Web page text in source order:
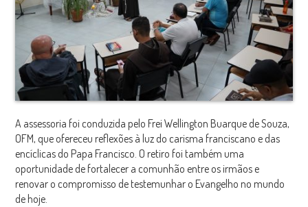
A assessoria foi conduzida pelo Frei Wellington Buarque de Souza,
OFM, que ofereceu reflexões à luz do carisma franciscano e das
encíclicas do Papa Francisco. O retiro foi também uma
oportunidade de fortalecer a comunhão entre os irmãos e
renovar o compromisso de testemunhar o Evangelho no mundo
de hoje.